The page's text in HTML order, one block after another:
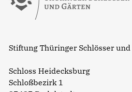
Stiftung Thüringer Schlösser
Schloss Heidecksburg
Schloßbezirk 1